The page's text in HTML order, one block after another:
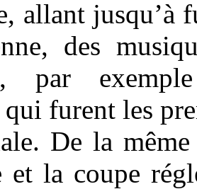
allant jusqu’à
des
par
qui furent les
De la
et la coupe